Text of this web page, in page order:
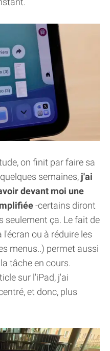
on finit par faire sa
semaines, j'ai
devant moi une
-certains diront
seulement ça. Le fait de
ou à réduire les
menus..) permet aussi
tâche en cours.
sur l'iPad, j'ai
et donc, plus